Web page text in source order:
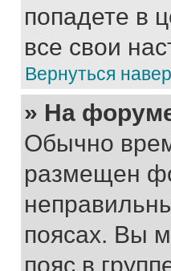
попадете в
все свои
Вернуться
» На
Обычно
размещен
поясах. Вы
пояс в